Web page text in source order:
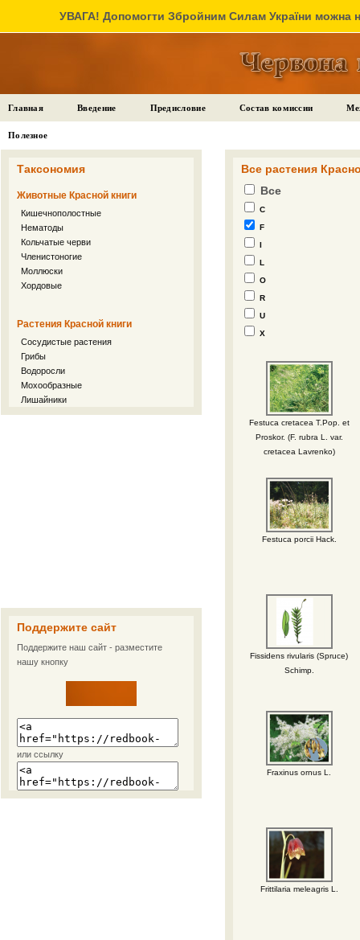
УВАГА! Допомогти Збройним Силам України можна
Главная Введение Предисловие Состав комиссии
Полезное
Таксономия
Животные Красной книги
Кишечнополостные
Нематоды
Кольчатые черви
Членистоногие
Моллюски
Хордовые
Растения Красной книги
Сосудистые растения
Грибы
Водоросли
Мохообразные
Лишайники
Поддержите сайт
Поддержите наш сайт - разместите
нашу кнопку
или ссылку
Все растения
Все
C
F
I
L
O
R
U
X
Festuca cretacea T.Pop. et
Proskor. (F. rubra L. var.
cretacea Lavrenko)
Festuca porcii Hack.
Fissidens rivularis (Spruce)
Schimp.
Fraxinus ornus L.
Frittilaria meleagris L.